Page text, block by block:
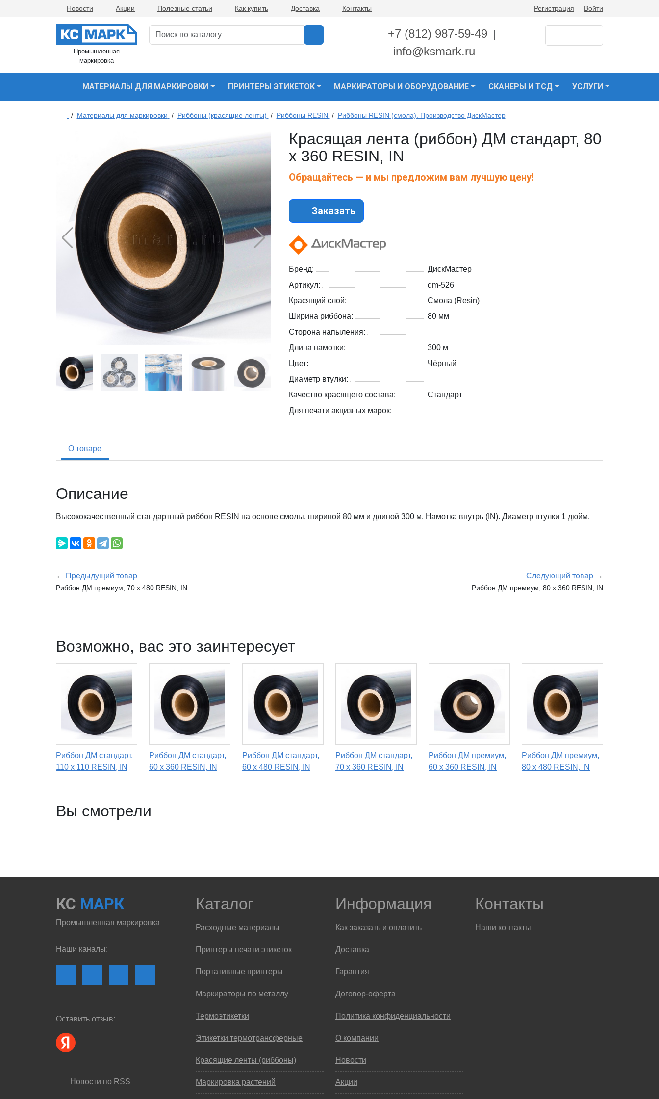
Новости Акции Полезные статьи Как купить Доставка Контакты Регистрация Войти
Промышленная
маркировка
+7 (812) 987-59-49
info@ksmark.ru
МАТЕРИАЛЫ ДЛЯ МАРКИРОВКИ ПРИНТЕРЫ ЭТИКЕТОК МАРКИРАТОРЫ И ОБОРУДОВАНИЕ СКАНЕРЫ И ТСД УСЛУГИ
/ Материалы для маркировки / Риббоны (красящие ленты) / Риббоны RESIN / Риббоны RESIN (смола). Производство ДискМастер
Красящая лента (риббон) ДМ стандарт, 80
х 360 RESIN, IN
Обращайтесь — и мы предложим вам лучшую цену!
Заказать
Бренд:
ДискМастер
Артикул:
dm-526
Красящий слой:
Смола (Resin)
Ширина риббона:
80 мм
Сторона напыления:
Длина намотки:
300 м
Цвет:
Чёрный
Диаметр втулки:
Качество красящего состава:
Стандарт
Для печати акцизных марок:
О товаре
Описание
Высококачественный стандартный риббон RESIN на основе смолы, шириной 80 мм и длиной 300 м. Намотка внутрь (IN). Диаметр втулки 1 дюйм.
← Предыдущий товар
Риббон ДМ премиум, 70 х 480 RESIN, IN
Следующий товар →
Риббон ДМ премиум, 80 х 360 RESIN, IN
Возможно, вас это заинтересует
Риббон ДМ стандарт,
110 x 110 RESIN, IN
Риббон ДМ стандарт,
60 х 360 RESIN, IN
Риббон ДМ стандарт,
60 х 480 RESIN, IN
Риббон ДМ стандарт,
70 х 360 RESIN, IN
Риббон ДМ премиум,
60 х 360 RESIN, IN
Риббон ДМ премиум,
80 х 480 RESIN, IN
Вы смотрели
КС МАРК
Промышленная маркировка
Наши каналы:
Оставить отзыв:
Новости по RSS
Каталог
Расходные материалы
Принтеры печати этикеток
Портативные принтеры
Маркираторы по металлу
Термоэтикетки
Этикетки термотрансферные
Красящие ленты (риббоны)
Маркировка растений
Информация
Как заказать и оплатить
Доставка
Гарантия
Договор-оферта
Политика конфиденциальности
О компании
Новости
Акции
Контакты
Наши контакты